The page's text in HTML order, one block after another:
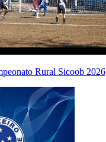
Rural Sicoob 2026